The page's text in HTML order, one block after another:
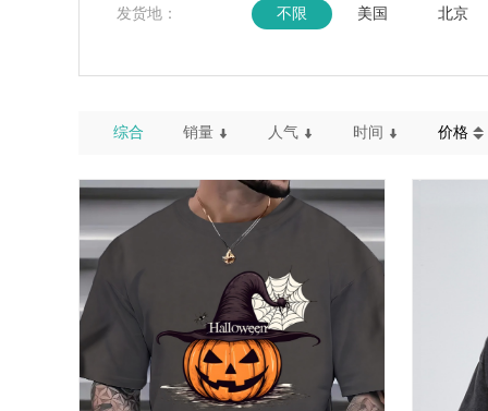
发货地： 不限 美国 北京
综合 销量 人气 时间 价格